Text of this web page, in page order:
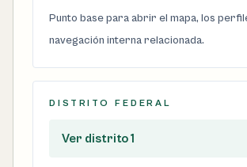
Punto base para abrir el mapa, los
navegación interna relacionada.
DISTRITO FEDERAL
Ver distrito 1